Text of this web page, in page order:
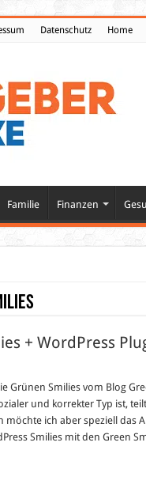
Datenschutz Home
Familie Finanzen
+ WordPress
Grünen Smilies vom Blog
und korrekter Typ ist,
ich aber speziell das
Smilies mit den Green